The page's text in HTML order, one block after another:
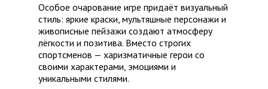
Особое очарование игре придаёт визуальный
стиль: яркие краски, мультяшные персонажи и
живописные пейзажи создают атмосферу
лёгкости и позитива. Вместо строгих
спортсменов — харизматичные герои со
своими характерами, эмоциями и
уникальными стилями.